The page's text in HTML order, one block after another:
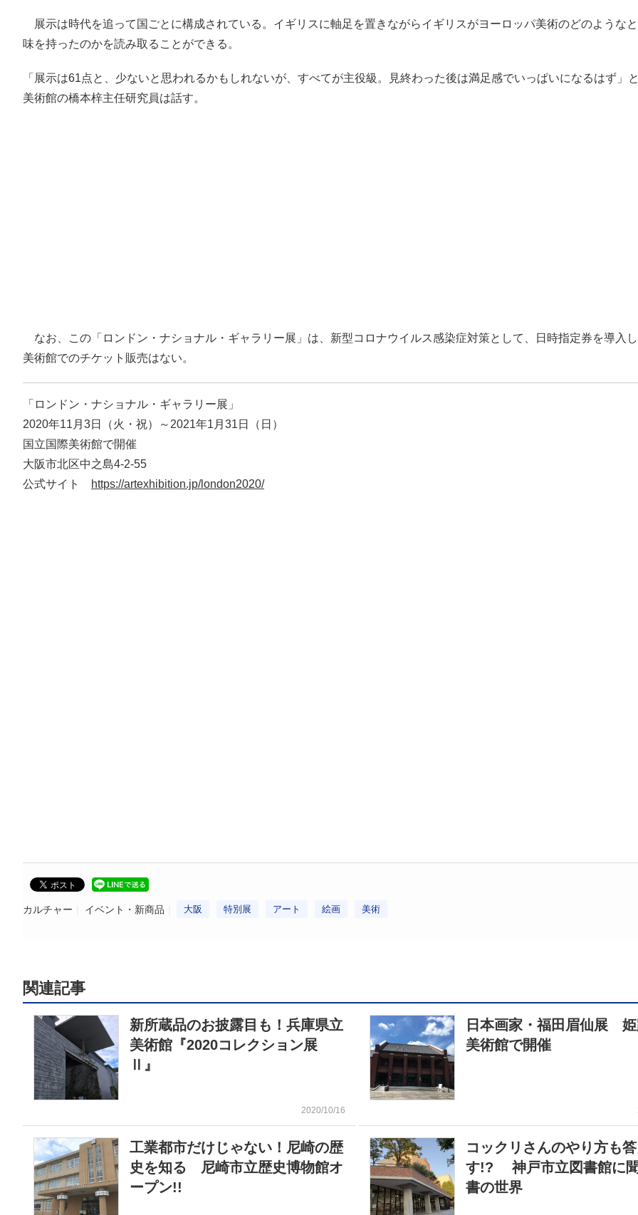
展示は時代を追って国ごとに構成されている。イギリスに軸足を置きながらイギリスがヨーロッパ美術のどのような
味を持ったのかを読み取ることができる。
「展示は61点と、少ないと思われるかもしれないが、すべてが主役級。見終わった後は満足感でいっぱいになるはず」
美術館の橋本梓主任研究員は話す。
なお、この「ロンドン・ナショナル・ギャラリー展」は、新型コロナウイルス感染症対策として、日時指定券を導入
美術館でのチケット販売はない。
「ロンドン・ナショナル・ギャラリー展」
2020年11月3日（火・祝）～2021年1月31日（日）
国立国際美術館で開催
大阪市北区中之島4-2-55
公式サイト
https://artexhibition.jp/london2020/
カルチャー イベント・新商品 大阪 特別展 アート 絵画 美術
関連記事
新所蔵品のお披露目も！兵庫県立
美術館『2020コレクション展
Ⅱ』
2020/10/16
日本画家・福田眉仙展
美術館で開催
工業都市だけじゃない！尼崎の歴
史を知る 尼崎市立歴史博物館オ
ープン!!
コックリさんのやり方も
す!? 神戸市立図書館に
書の世界